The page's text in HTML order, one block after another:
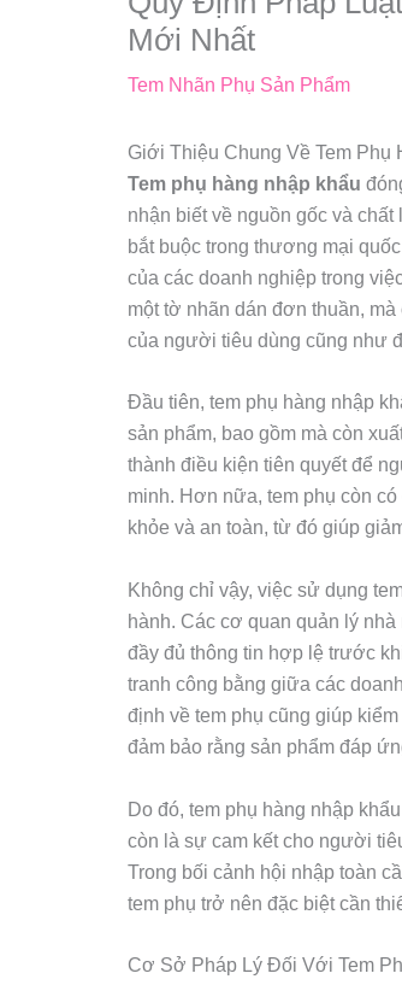
Mới Nhất
Tem Nhãn Phụ Sản Phẩm
Giới Thiệu Chung Về Tem Phụ
Tem phụ hàng nhập khẩu
nhận biết về nguồn gốc và
bắt buộc trong thương mại
của các doanh nghiệp trong
một tờ nhãn dán đơn thuần,
của người tiêu dùng cũng như
Đầu tiên, tem phụ hàng nhập
sản phẩm, bao gồm mà còn
thành điều kiện tiên quyết để
minh. Hơn nữa, tem phụ còn
khỏe và an toàn, từ đó giúp
Không chỉ vậy, việc sử dụng
hành. Các cơ quan quản lý
đầy đủ thông tin hợp lệ trước
tranh công bằng giữa các
định về tem phụ cũng giúp
đảm bảo rằng sản phẩm đáp
Do đó, tem phụ hàng nhập
còn là sự cam kết cho người
Trong bối cảnh hội nhập toàn
tem phụ trở nên đặc biệt cần
Cơ Sở Pháp Lý Đối Với Tem